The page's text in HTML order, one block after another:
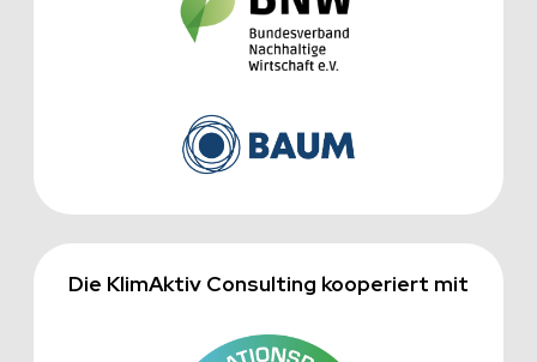
Die KlimAktiv Consulting kooperiert mit